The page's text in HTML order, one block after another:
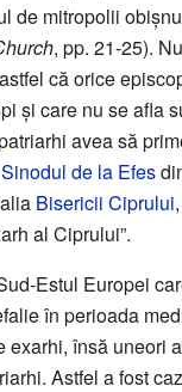
de mitropolii
, pp. 21-25).
că orice
și care nu se afla
avea să
Sinodul de la Efes
Bisericii Ciprului,
al Ciprului”.
Estul Europei
în perioada
exarhi, însă uneori
Astfel a fost